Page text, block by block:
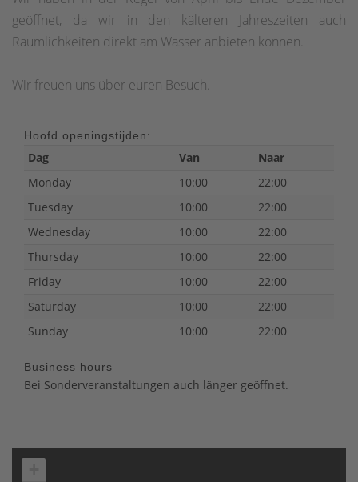
geöffnet, da wir in den kälteren Jahreszeiten auch
Räumlichkeiten direkt am Wasser anbieten können.
Wir freuen uns über euren Besuch.
Hoofd openingstijden:
Dag Van
Naar
Monday
10:00
22:00
Tuesday
10:00
22:00
Wednesday
10:00
22:00
Thursday
10:00
22:00
Friday
10:00
22:00
Saturday
10:00
22:00
Sunday
10:00 22:00
Business hours
Bei Sonderveranstaltungen auch länger geöffnet.